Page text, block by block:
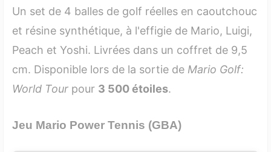
Un set de 4 balles de golf réelles en caoutchouc
et résine synthétique, à l'effigie de Mario, Luigi,
Peach et Yoshi. Livrées dans un coffret de 9,5
cm. Disponible lors de la sortie de Mario Golf:
World Tour pour 3 500 étoiles.
Jeu Mario Power Tennis (GBA)